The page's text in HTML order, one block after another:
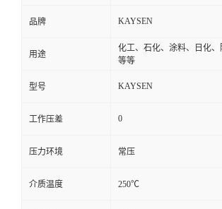
品牌 KAYSEN
用途
化工、石化、涂料、日化
等等
型号 KAYSEN
工作压差 0
压力环境 常压
介质温度 250℃